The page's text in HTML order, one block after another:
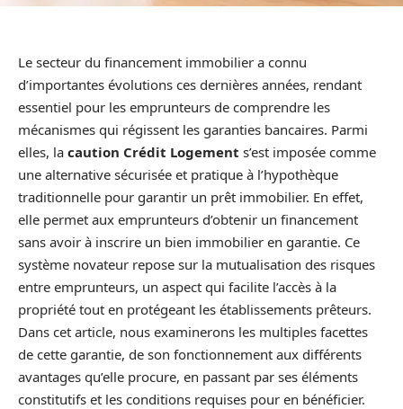
Le secteur du financement immobilier a connu
d’importantes évolutions ces dernières années, rendant
essentiel pour les emprunteurs de comprendre les
mécanismes qui régissent les garanties bancaires. Parmi
elles, la caution Crédit Logement s’est imposée comme
une alternative sécurisée et pratique à l’hypothèque
traditionnelle pour garantir un prêt immobilier. En effet,
elle permet aux emprunteurs d’obtenir un financement
sans avoir à inscrire un bien immobilier en garantie. Ce
système novateur repose sur la mutualisation des risques
entre emprunteurs, un aspect qui facilite l’accès à la
propriété tout en protégeant les établissements prêteurs.
Dans cet article, nous examinerons les multiples facettes
de cette garantie, de son fonctionnement aux différents
avantages qu’elle procure, en passant par ses éléments
constitutifs et les conditions requises pour en bénéficier.